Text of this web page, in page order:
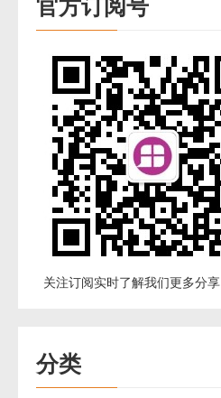
关注订阅实时了解我们更多分享
分类